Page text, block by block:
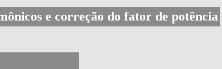
e correção do fator de potência